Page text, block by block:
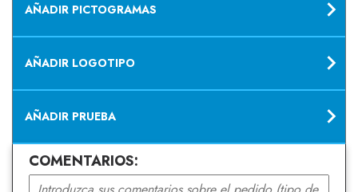
AÑADIR PICTOGRAMAS
AÑADIR LOGOTIPO
AÑADIR PRUEBA
COMENTARIOS: